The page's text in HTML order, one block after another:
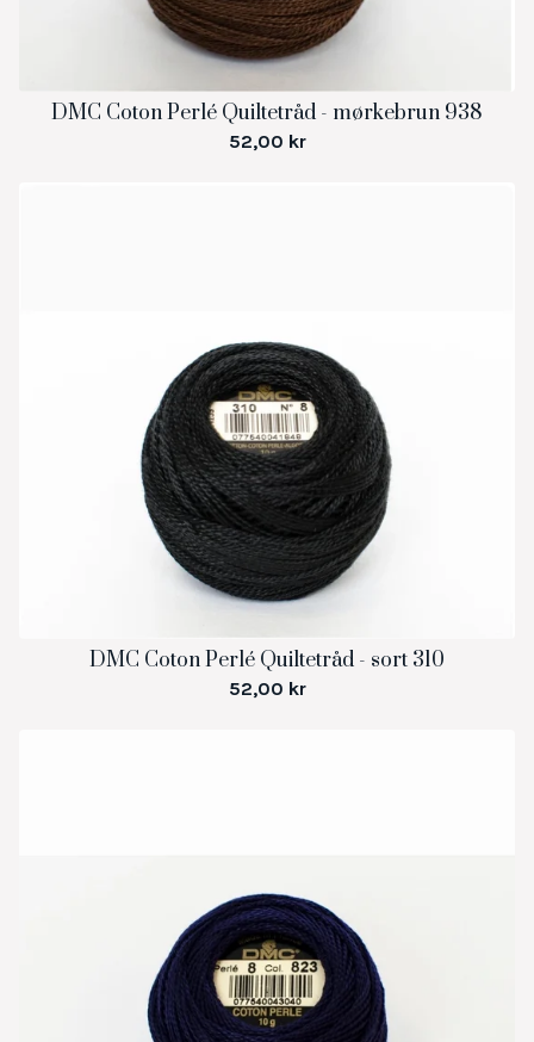
DMC Coton Perlé Quiltetråd - mørkebrun 938
52,00 kr
DMC Coton Perlé Quiltetråd - sort 310
52,00 kr